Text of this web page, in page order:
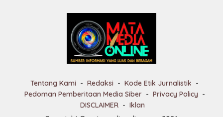
Tentang Kami Redaksi
Kode Etik Jurnalistik
Pedoman Pemberitaan Media Siber
Privacy Policy
DISCLAIMER
Iklan